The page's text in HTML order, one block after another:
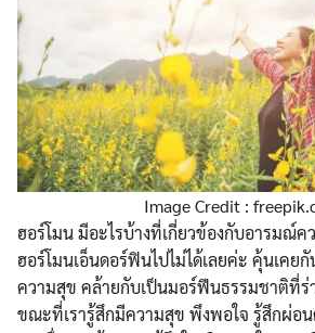
Image Credit :
ฮอร์โมน มีอะไรบ้างที่เกี่ยวข้องกับอารมณ์ค
ฮอร์โมนเอ็นดอร์ฟินไปไม่ได้เลยค่ะ คุ้นเคย
ความสุข คล้ายกับเป็นมอร์ฟีนธรรมชาติที่ร่
ขณะที่เรารู้สึกมีความสุข พึงพอใจ รู้สึกผ่อ